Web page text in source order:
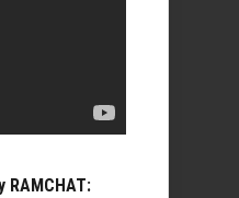
RAMCHAT: